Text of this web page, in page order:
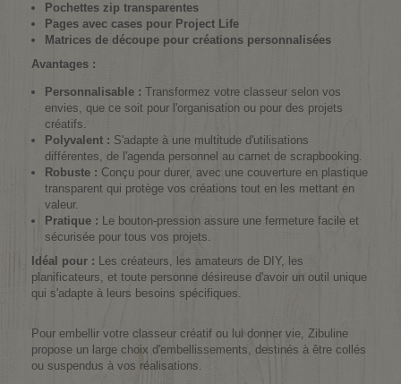
Pochettes zip transparentes
Pages avec cases pour Project Life
Matrices de découpe pour créations personnalisées
Avantages :
Personnalisable : Transformez votre classeur selon vos
envies, que ce soit pour l'organisation ou pour des projets
créatifs.
Polyvalent : S'adapte à une multitude d'utilisations
différentes, de l'agenda personnel au carnet de scrapbooking.
Robuste : Conçu pour durer, avec une couverture en plastique
transparent qui protège vos créations tout en les mettant en
valeur.
Pratique : Le bouton-pression assure une fermeture facile et
sécurisée pour tous vos projets.
Idéal pour : Les créateurs, les amateurs de DIY, les
planificateurs, et toute personne désireuse d'avoir un outil unique
qui s'adapte à leurs besoins spécifiques.
Pour embellir votre classeur créatif ou lui donner vie, Zibuline
propose un large choix d'embellissements, destinés à être collés
ou suspendus à vos réalisations.